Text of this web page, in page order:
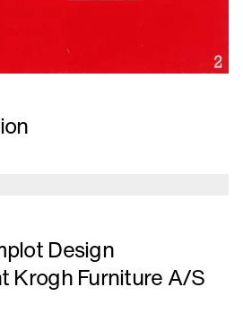
Design
Krogh Furniture A/S